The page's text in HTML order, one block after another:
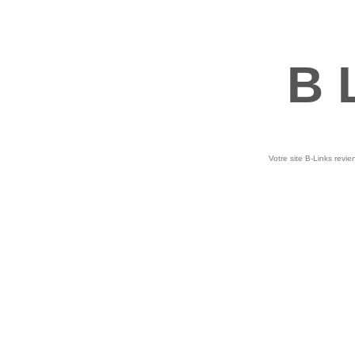
B
Votre site B-Links